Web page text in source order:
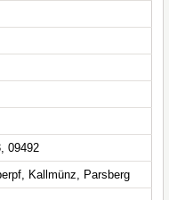
09492
Kallmünz, Parsberg